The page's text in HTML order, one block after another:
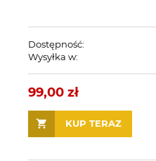
Dostępność:
Wysyłka w:
99,00 zł
KUP TERAZ